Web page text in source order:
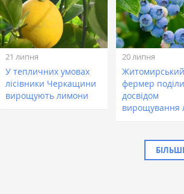
21 липня
У тепличних умовах
лісівники Черкащини
вирощують лимони
20 липня
Житомирський
фермер
досвідом
вирощування